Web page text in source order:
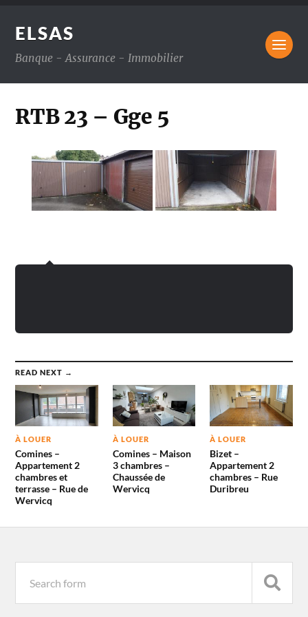
ELSAS
Banque - Assurance - Immobilier
RTB 23 – Gge 5
READ NEXT →
À LOUER
Comines –
Appartement 2
chambres et
terrasse – Rue de
Wervicq
À LOUER
Comines – Maison
3 chambres –
Chaussée de
Wervicq
À LOUER
Bizet –
Appartement 2
chambres – Rue
Duribreu